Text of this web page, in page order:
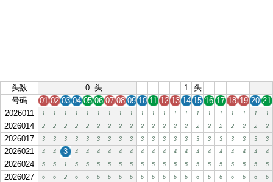
头数 0 头 1 头
号码
01 02 03 04 05 06 07 08 09 10 11 12 13 14 15 16 17 18 19 20 21
2026011
1 1 1 1 1 1 1 1 1 1 1 1 1 1 1 1 1 1 1 1 1
2026014 2 2 2 2 2 2 2 2 2 2 2 2 2 2 2 2 2 2 2 2 2
2026017 3 3 3 3 3 3 3 3 3 3 3 3 3 3 3 3 3 3 3 3 3
2026021 4 4 3 4 4 4 4 4 4 4 4 4 4 4 4 4 4 4 4 4 4
2026024 5 5 1 5 5 5 5 5 5 5 5 5 5 5 5 5 5 5 5 5 5
2026027 6 6 2 6 6 6 6 6 6 6 6 6 6 6 6 6 6 6 6 6 6